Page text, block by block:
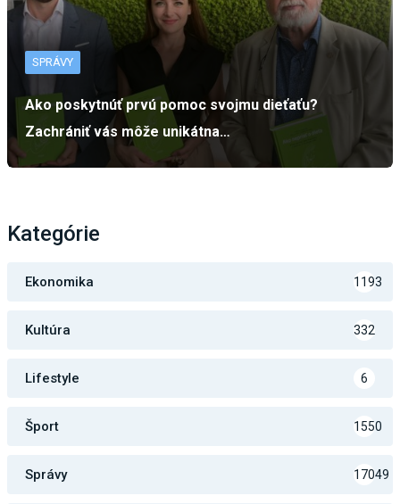
SPRÁVY
Ako poskytnúť prvú pomoc svojmu dieťaťu?
Zachrániť vás môže unikátna…
Kategórie
Ekonomika 1193
Kultúra 332
Lifestyle 6
Šport 1550
Správy 17049